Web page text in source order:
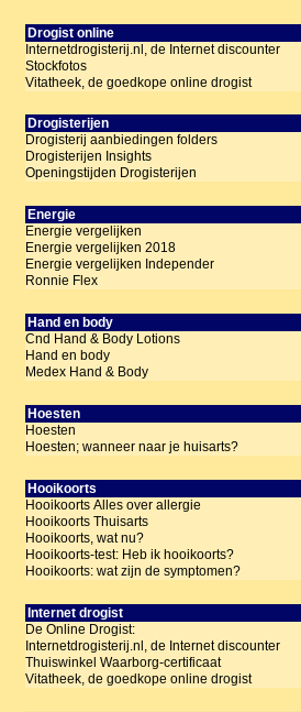
Drogist online
Internetdrogisterij.nl, de Internet discounter
Stockfotos
Vitatheek, de goedkope online drogist
Drogisterijen
Drogisterij aanbiedingen folders
Drogisterijen Insights
Openingstijden Drogisterijen
Energie
Energie vergelijken
Energie vergelijken 2018
Energie vergelijken Independer
Ronnie Flex
Hand en body
Cnd Hand & Body Lotions
Hand en body
Medex Hand & Body
Hoesten
Hoesten
Hoesten; wanneer naar je huisarts?
Hooikoorts
Hooikoorts Alles over allergie
Hooikoorts Thuisarts
Hooikoorts, wat nu?
Hooikoorts-test: Heb ik hooikoorts?
Hooikoorts: wat zijn de symptomen?
Internet drogist
De Online Drogist:
Internetdrogisterij.nl, de Internet discounter
Thuiswinkel Waarborg-certificaat
Vitatheek, de goedkope online drogist